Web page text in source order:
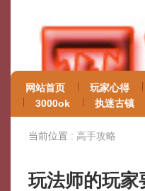
网站首页 玩家心得
3000ok
执迷古镇
当前位置 : 高手攻略
玩法师的玩家